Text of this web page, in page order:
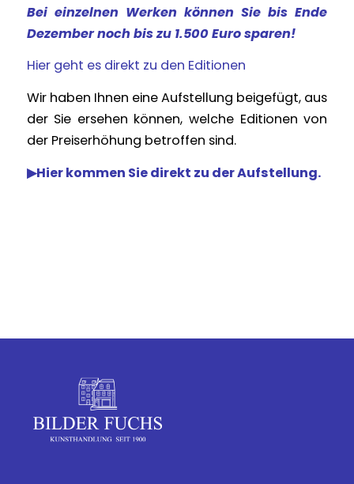
Bei einzelnen Werken können Sie bis Ende
Dezember noch bis zu 1.500 Euro sparen!
Hier geht es direkt zu den Editionen
Wir haben Ihnen eine Aufstellung beigefügt, aus
der Sie ersehen können, welche Editionen von
der Preiserhöhung betroffen sind.
▶︎Hier kommen Sie direkt zu der Aufstellung.